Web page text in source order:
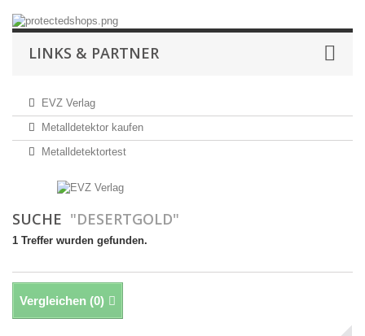
LINKS & PARTNER
EVZ Verlag
Metalldetektor kaufen
Metalldetektortest
SUCHE "DESERTGOLD"
1 Treffer wurden gefunden.
Vergleichen (0)